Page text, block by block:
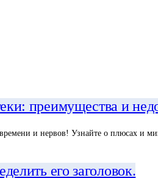
преимущества и
и нервов! Узнайте о плюсах и
его заголовок.